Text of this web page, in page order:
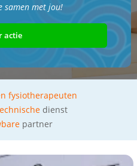
samen met jou!
actie
fysiotherapeuten
dienst
partner